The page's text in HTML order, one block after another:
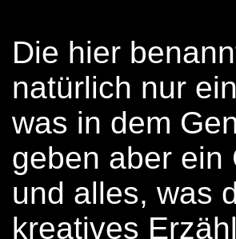
Die hier
natürlich nur
was in dem
geben aber ein
und alles, was
kreatives